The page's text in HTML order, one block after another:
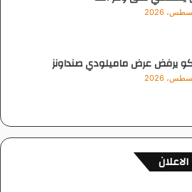
يرفض عرض ماميلودي صنداونز